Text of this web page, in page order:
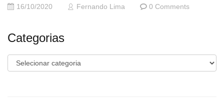
16/10/2020 Fernando Lima 0 Comments
Categorias
Categorias